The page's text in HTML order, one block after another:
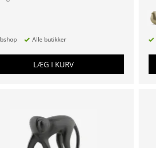
Alle butikker
LÆG I KURV